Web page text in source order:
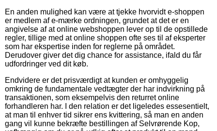
En anden mulighed kan være at tjekke hvorvidt e-shoppen
er medlem af e-mærke ordningen, grundet at det er en
angivelse af at online webshoppen lever op til de opstillede
regler, tillige med at online shoppen ofte ses til af eksperter
som har ekspertise inden for reglerne på området.
Derudover giver det dig chance for assistance, ifald du får
udfordringer ved dit køb.
Endvidere er det prisværdigt at kunden er omhyggelig
omkring de fundamentale vedtægter der har indvirkning på
transaktionen, som eksempelvis den returret online
forhandleren har. I den relation er det ligeledes essesentielt,
at man til enhver tid sikrer ens kvittering, så man en anden
gang vil kunne bekræfte bestillingen af Selvrørende Kop,